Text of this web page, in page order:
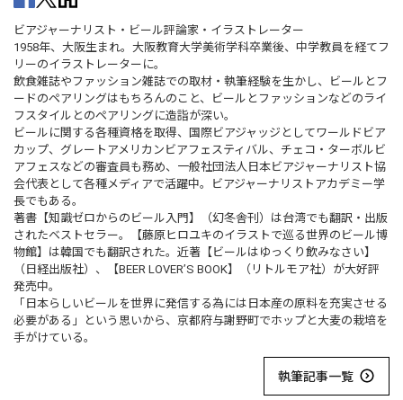
ビアジャーナリスト・ビール評論家・イラストレーター
1958年、大阪生まれ。大阪教育大学美術学科卒業後、中学教員を経てフ
リーのイラストレーターに。
飲食雑誌やファッション雑誌での取材・執筆経験を生かし、ビールとフ
ードのペアリングはもちろんのこと、ビールとファッションなどのライ
フスタイルとのペアリングに造詣が深い。
ビールに関する各種資格を取得、国際ビアジャッジとしてワールドビア
カップ、グレートアメリカンビアフェスティバル、チェコ・ターボルビ
アフェスなどの審査員も務め、一般社団法人日本ビアジャーナリスト協
会代表として各種メディアで活躍中。ビアジャーナリストアカデミー学
長でもある。
著書【知識ゼロからのビール入門】（幻冬舎刊）は台湾でも翻訳・出版
されたベストセラー。【藤原ヒロユキのイラストで巡る世界のビール博
物館】は韓国でも翻訳された。近著【ビールはゆっくり飲みなさい】
（日経出版社）、【BEER LOVER’S BOOK】（リトルモア社）が大好評
発売中。
「日本らしいビールを世界に発信する為には日本産の原料を充実させる
必要がある」という思いから、京都府与謝野町でホップと大麦の栽培を
手がけている。
執筆記事一覧